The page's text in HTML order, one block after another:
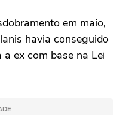
em maio,
havia conseguido
ex com base na Lei